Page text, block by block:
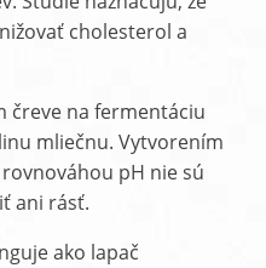
cholesterol a
čreve na fermentáciu
mliečnu. Vytvorením
pH nie sú
ani rásť.
ako lapač